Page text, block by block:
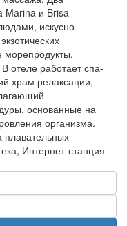
Marina и Brisa –
искусно
морепродукты,
отеле работает спа-
храм релаксации,
основанные на
организма.
плавательных
Интернет-станция